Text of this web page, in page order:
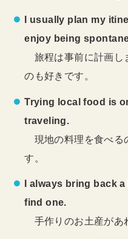
I usually plan my
enjoy being
旅程は事前に計画し
のも好きです。
Trying local food is
traveling.
現地の料理を食べる
す。
I always bring back
find one.
手作りのお土産があ